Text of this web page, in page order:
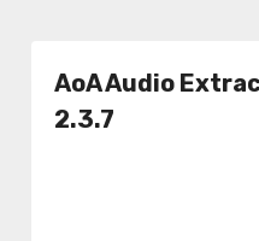
AoA Audio
2.3.7